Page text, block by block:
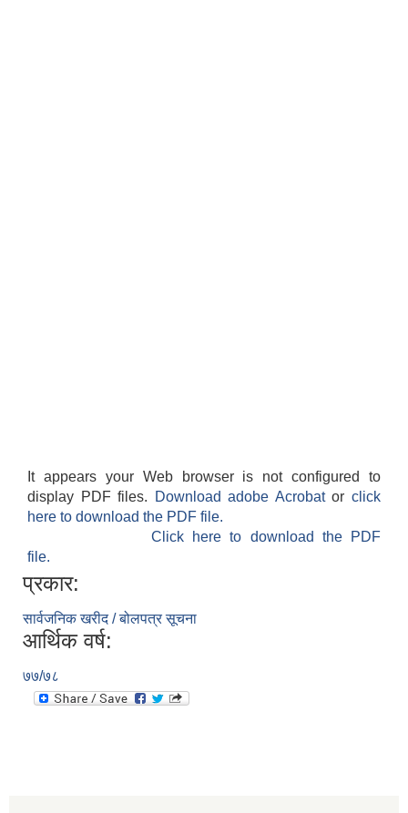
It appears your Web browser is not configured to
display PDF files.
Download adobe Acrobatorclick
here to download the PDF file.
Click here to download the PDF
file.
प्रकार:
सार्वजनिक खरीद / बोलपत्र सूचना
आर्थिक वर्ष:
७७/७८